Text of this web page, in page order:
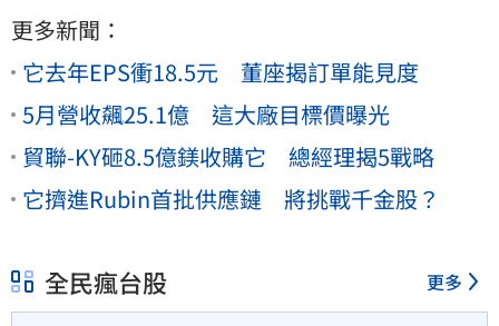
更多新聞：
它去年EPS衝18.5元 董座揭訂單能見度
5月營收飆25.1億 這大廠目標價曝光
貿聯-KY砸8.5億鎂收購它 總經理揭5戰略
它擠進Rubin首批供應鏈 將挑戰千金股？
全民瘋台股 更多